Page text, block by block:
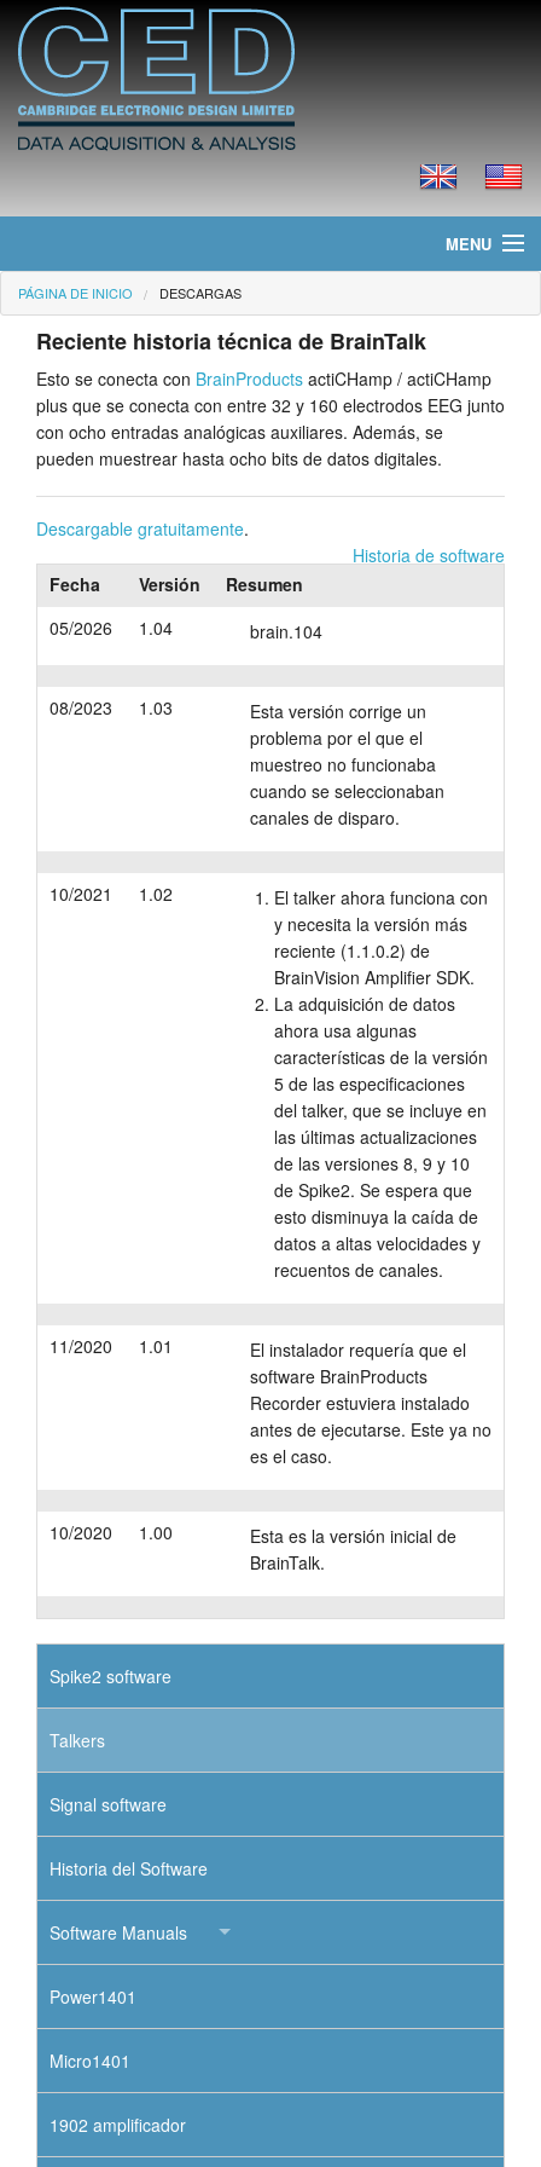
MENU
Página de Inicio
Noticias
Productos
Precios
Descargas
Tutorials
Soporte
PÁGINA DE INICIO DESCARGAS
Reciente historia técnica de BrainTalk
Esto se conecta con BrainProducts actiCHamp / actiCHamp
plus que se conecta con entre 32 y 160 electrodos EEG junto
con ocho entradas analógicas auxiliares. Además, se
pueden muestrear hasta ocho bits de datos digitales.
Descargable gratuitamente.
Historia de software
Fecha
Versión
Resumen
05/2026
1.04 brain.104
08/2023 1.03
Esta versión corrige un
problema por el que el
muestreo no funcionaba
cuando se seleccionaban
canales de disparo.
10/2021 1.02
El talker ahora funciona con
y necesita la versión más
reciente (1.1.0.2) de
BrainVision Amplifier SDK.
La adquisición de datos
ahora usa algunas
características de la versión
5 de las especificaciones
del talker, que se incluye en
las últimas actualizaciones
de las versiones 8, 9 y 10
de Spike2. Se espera que
esto disminuya la caída de
datos a altas velocidades y
recuentos de canales.
11/2020 1.01
El instalador requería que el
software BrainProducts
Recorder estuviera instalado
antes de ejecutarse. Este ya no
es el caso.
10/2020 1.00
Esta es la versión inicial de
BrainTalk.
Spike2 software
Talkers
Signal software
Historia del Software
Software Manuals
Power1401
Micro1401
1902 amplificador